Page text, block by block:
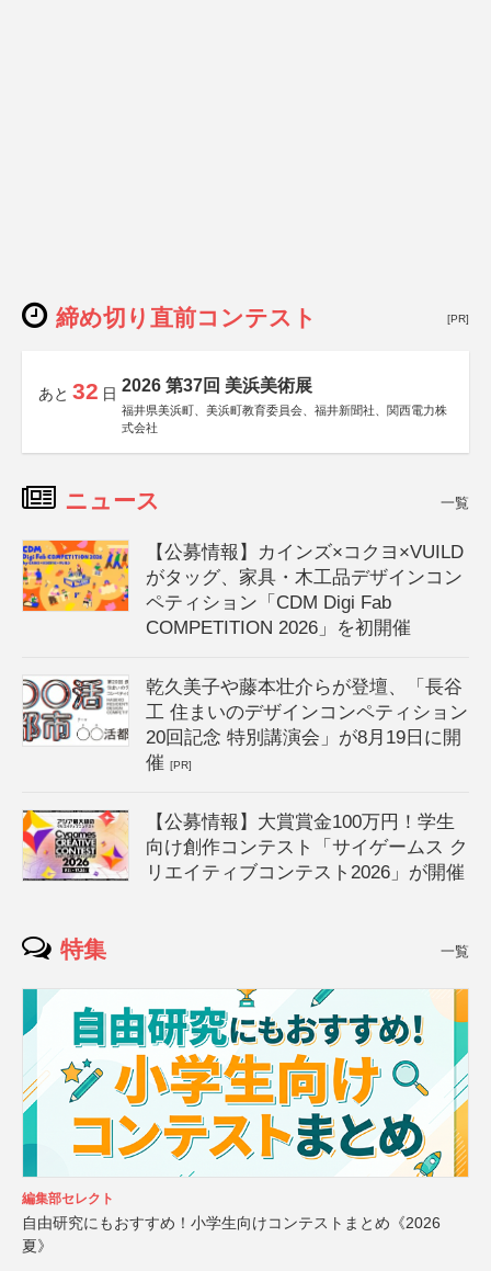
締め切り直前コンテスト [PR]
あと 32 日 2026 第37回 美浜美術展
福井県美浜町、美浜町教育委員会、福井新聞社、関西電力株
式会社
ニュース 一覧
【公募情報】カインズ×コクヨ×VUILD
がタッグ、家具・木工品デザインコン
ペティション「CDM Digi Fab
COMPETITION 2026」を初開催
乾久美子や藤本壮介らが登壇、「長谷
工 住まいのデザインコンペティション
20回記念 特別講演会」が8月19日に開
催[PR]
【公募情報】大賞賞金100万円！学生
向け創作コンテスト「サイゲームス ク
リエイティブコンテスト2026」が開催
特集 一覧
編集部セレクト
自由研究にもおすすめ！小学生向けコンテストまとめ《2026
夏》